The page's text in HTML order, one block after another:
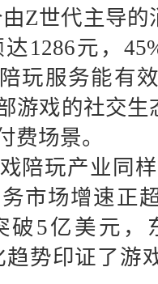
Z世代主导
1286元，
玩服务能有
游戏的社交
费场景。
陪玩产业同
市场增速正
破5亿美元
趋势印证了游